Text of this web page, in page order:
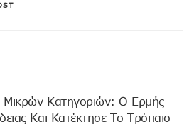
Μικρών Κατηγοριών: Ο Ερμής
Και Κατέκτησε Το Τρόπαιο